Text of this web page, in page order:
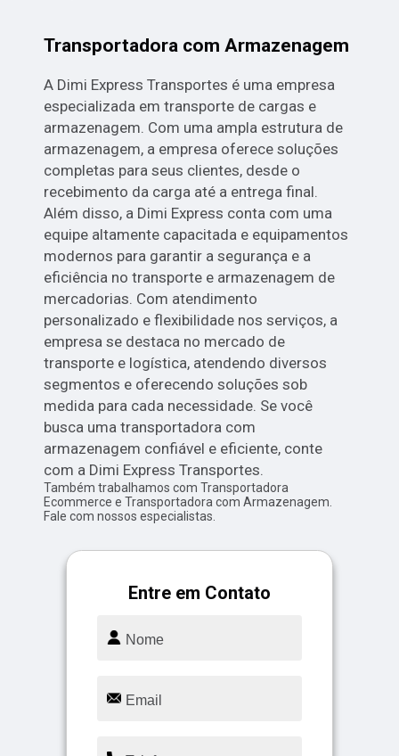
Transportadora com Armazenagem
A Dimi Express Transportes é uma empresa
especializada em transporte de cargas e
armazenagem. Com uma ampla estrutura de
armazenagem, a empresa oferece soluções
completas para seus clientes, desde o
recebimento da carga até a entrega final.
Além disso, a Dimi Express conta com uma
equipe altamente capacitada e equipamentos
modernos para garantir a segurança e a
eficiência no transporte e armazenagem de
mercadorias. Com atendimento
personalizado e flexibilidade nos serviços, a
empresa se destaca no mercado de
transporte e logística, atendendo diversos
segmentos e oferecendo soluções sob
medida para cada necessidade. Se você
busca uma transportadora com
armazenagem confiável e eficiente, conte
com a Dimi Express Transportes.
Também trabalhamos com Transportadora
Ecommerce e Transportadora com Armazenagem.
Fale com nossos especialistas.
Entre em Contato